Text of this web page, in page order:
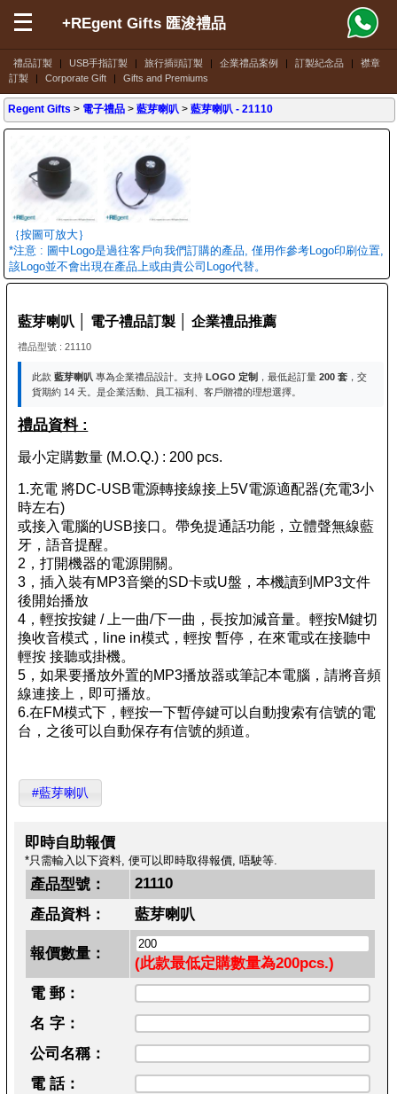
禮品訂製 | USB手指訂製 | 旅行插頭訂製 | 企業禮品案例 | 訂製紀念品 |
襟章
訂製
| Corporate Gift | Gifts and Premiums
+REgent Gifts 匯浚禮品
Regent Gifts > 電子禮品 >藍芽喇叭 >藍芽喇叭 - 21110
｛按圖可放大｝
*注意 : 圖中Logo是過往客戶向我們訂購的產品, 僅用作參考Logo印刷位置,
該Logo並不會出現在產品上或由貴公司Logo代替。
藍芽喇叭 │ 電子禮品訂製 │ 企業禮品推薦
禮品型號 : 21110
此款 藍芽喇叭 專為企業禮品設計。支持 LOGO 定制 ，最低起訂量 200 套，交
貨期約 14 天。是企業活動、員工福利、客戶贈禮的理想選擇。
禮品資料 :
最小定購數量 (M.O.Q.) : 200 pcs.
1.充電 將DC-USB電源轉接線接上5V電源適配器(充電3小
時左右)
或接入電腦的USB接口。帶免提通話功能，立體聲無線藍
牙，語音提醒。
2，打開機器的電源開關。
3，插入裝有MP3音樂的SD卡或U盤，本機讀到MP3文件
後開始播放
4，輕按按鍵 / 上一曲/下一曲，長按加減音量。輕按M鍵切
換收音模式，line in模式，輕按 暫停，在來電或在接聽中
輕按 接聽或掛機。
5，如果要播放外置的MP3播放器或筆記本電腦，請將音頻
線連接上，即可播放。
6.在FM模式下，輕按一下暫停鍵可以自動搜索有信號的電
台，之後可以自動保存有信號的頻道。
#藍芽喇叭
即時自助報價
*只需輸入以下資料, 便可以即時取得報價, 唔駛等.
產品型號：
21110
產品資料：
藍芽喇叭
報價數量：
(此款最低定購數量為200pcs.)
電 郵：
名 字：
公司名稱：
電 話：